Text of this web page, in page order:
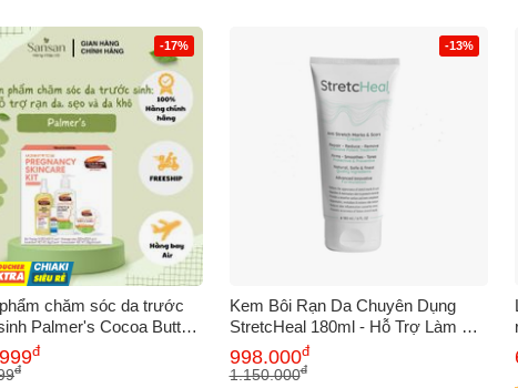
-17%
chăm sóc da trước
Palmer's Cocoa Butter
địa Mỹ
đ
đ
-13%
Kem Bôi Rạn Da Chuyên Dụng
StretcHeal 180ml - Hỗ Trợ Làm Mờ
Vết Rạn Da Trước Và Sau Sinh,
Tăng Độ Đàn Hồi Da
998.000đ
1.150.000đ